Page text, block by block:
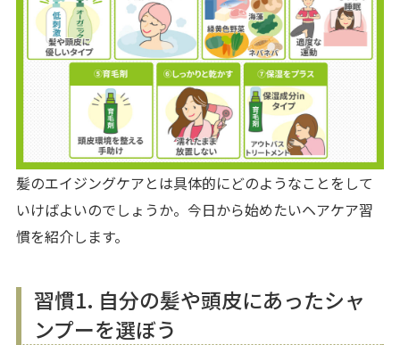
髪のエイジングケアとは具体的にどのようなことをして
いけばよいのでしょうか。今日から始めたいヘアケア習
慣を紹介します。
習慣1. 自分の髪や頭皮にあったシャ
ンプーを選ぼう